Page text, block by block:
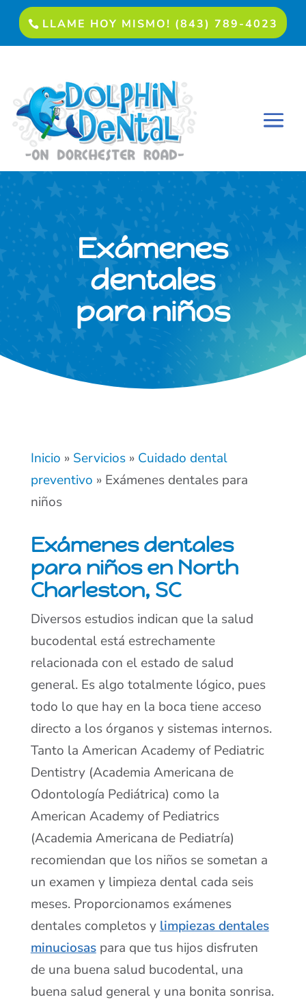
LLAME HOY MISMO! (843) 789-4023
Exámenes
dentales
para niños
Inicio » Servicios » Cuidado dental
preventivo » Exámenes dentales para
niños
Exámenes dentales
para niños en North
Charleston, SC
Diversos estudios indican que la salud
bucodental está estrechamente
relacionada con el estado de salud
general. Es algo totalmente lógico, pues
todo lo que hay en la boca tiene acceso
directo a los órganos y sistemas internos.
Tanto la American Academy of Pediatric
Dentistry (Academia Americana de
Odontología Pediátrica) como la
American Academy of Pediatrics
(Academia Americana de Pediatría)
recomiendan que los niños se sometan a
un examen y limpieza dental cada seis
meses. Proporcionamos exámenes
dentales completos ylimpiezas dentales
minuciosaspara que tus hijos disfruten
de una buena salud bucodental, una
buena salud general y una bonita sonrisa.